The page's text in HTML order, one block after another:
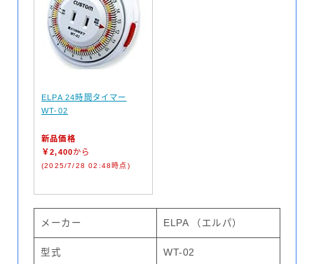
ELPA 24時間タイマー
WT-02
新品価格
￥2,400から
(2025/7/28 02:48時点)
メーカー ELPA （エルパ）
型式 WT-02